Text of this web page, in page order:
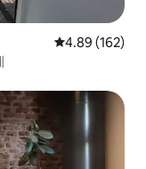
평점 4.89점(5
4.89 (162)